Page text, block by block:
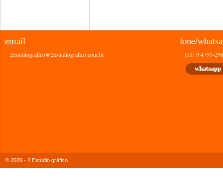
email
2estudiografico@2estudiografico.com.br
fone/
(11) 9 4791-
© 2026 - 2 Estúdio gráfico